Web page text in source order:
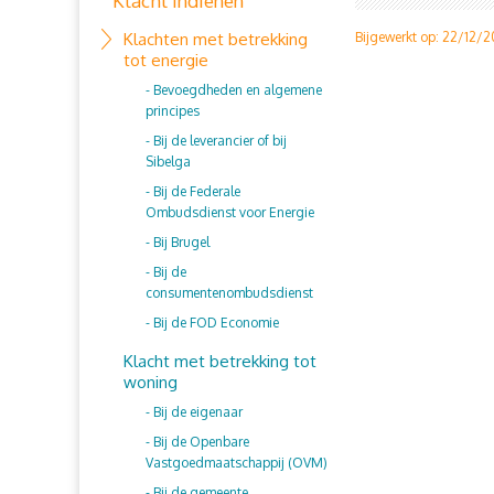
Klachten met betrekking
tot energie
Bevoegdheden en algemene
principes
Bij de leverancier of bij
Sibelga
Bij de Federale
Ombudsdienst voor Energie
Bij Brugel
Bij de
consumentenombudsdienst
Bij de FOD Economie
Klacht met betrekking tot
woning
Bij de eigenaar
Bij de Openbare
Vastgoedmaatschappij (OVM)
Bijgewerkt op: 22/12/